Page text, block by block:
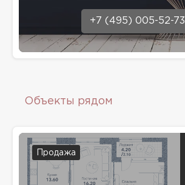
+7 (495) 005-52-73
Объекты рядом
Продажа